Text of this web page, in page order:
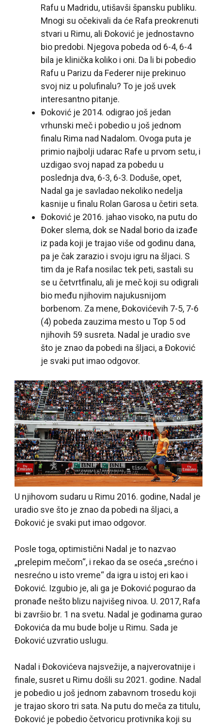
Rafu u Madridu, utišavši špansku publiku.
Mnogi su očekivali da će Rafa preokrenuti
stvari u Rimu, ali Đoković je jednostavno
bio predobi. Njegova pobeda od 6-4, 6-4
bila je klinička koliko i oni. Da li bi pobedio
Rafu u Parizu da Federer nije prekinuo
svoj niz u polufinalu? To je još uvek
interesantno pitanje.
Đoković je 2014. odigrao još jedan
vrhunski meč i pobedio u još jednom
finalu Rima nad Nadalom. Ovoga puta je
primio najbolji udarac Rafe u prvom setu, i
uzdigao svoj napad za pobedu u
poslednja dva, 6-3, 6-3. Doduše, opet,
Nadal ga je savladao nekoliko nedelja
kasnije u finalu Rolan Garosa u četiri seta.
Đoković je 2016. jahao visoko, na putu do
Đoker slema, dok se Nadal borio da izađe
iz pada koji je trajao više od godinu dana,
pa je čak zarazio i svoju igru na šljaci. S
tim da je Rafa nosilac tek peti, sastali su
se u četvrtfinalu, ali je meč koji su odigrali
bio među njihovim najukusnijom
borbenom. Za mene, Đokovićevih 7-5, 7-6
(4) pobeda zauzima mesto u Top 5 od
njihovih 59 susreta. Nadal je uradio sve
što je znao da pobedi na šljaci, a Đoković
je svaki put imao odgovor.
U njihovom sudaru u Rimu 2016. godine, Nadal je
uradio sve što je znao da pobedi na šljaci, a
Đoković je svaki put imao odgovor.
Posle toga, optimistični Nadal je to nazvao
„prelepim mečom“, i rekao da se oseća „srećno i
nesrećno u isto vreme“ da igra u istoj eri kao i
Đoković. Izgubio je, ali ga je Đoković pogurao da
pronađe nešto blizu najvišeg nivoa. U. 2017, Rafa
bi završio br. 1 na svetu. Nadal je godinama gurao
Đokovića da mu bude bolje u Rimu. Sada je
Đoković uzvratio uslugu.
Nadal i Đokovićeva najsvežije, a najverovatnije i
finale, susret u Rimu došli su 2021. godine. Nadal
je pobedio u još jednom zabavnom trosedu koji
je trajao skoro tri sata. Na putu do meča za titulu,
Đoković je pobedio četvoricu protivnika koji su